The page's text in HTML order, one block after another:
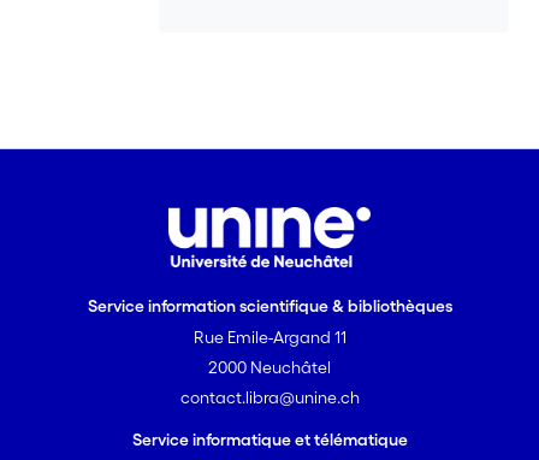
Service information scientifique & bibliothèques
Rue Emile-Argand 11
2000 Neuchâtel
contact.libra@unine.ch
Service informatique et télématique